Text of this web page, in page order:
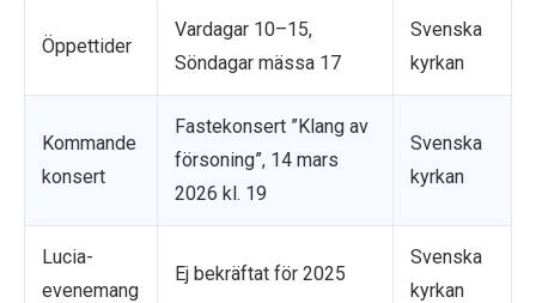
Öppettider
Vardagar 10–15,
Söndagar mässa 17
Svenska
kyrkan
Kommande
konsert
Fastekonsert ”Klang av
försoning”, 14 mars
2026 kl. 19
Svenska
kyrkan
Lucia-
evenemang
Ej bekräftat för 2025
Svenska
kyrkan